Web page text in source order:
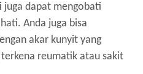
juga dapat mengobati
Anda juga bisa
akar kunyit yang
reumatik atau sakit